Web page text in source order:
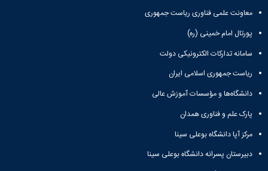
دانشگاه
معاونت علمی فناوری ریاست جمهوری
پورتال امام خمینی (ره)
سامانه تدارکات الکترونیکی دولت
ریاست جمهوری اسلامی ایران
دانشگاه‌ها و مؤسسات آموزش عالی
پارک علم و فناوری همدان
مرکز آپا دانشگاه بوعلی سینا
دبیرستان پسرانه دانشگاه بوعلی سینا